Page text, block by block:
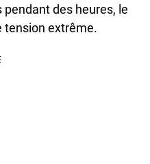
pendant des heures, le
tension extrême.